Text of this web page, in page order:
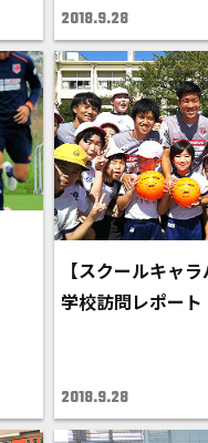
2018.9.28
【スクールキャ
学校訪問レポート
2018.9.28